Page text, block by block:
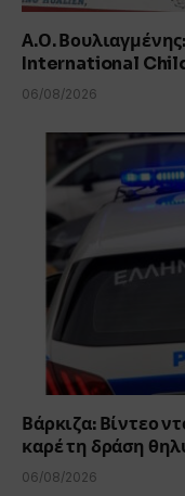
Α.Ο.
International
06/08/2026
Βάρκιζα: Βίντεο
καρέ τη δράση
06/08/2026